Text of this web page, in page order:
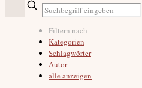
Filtern nach
Kategorien
Schlagwörter
Autor
alle anzeigen